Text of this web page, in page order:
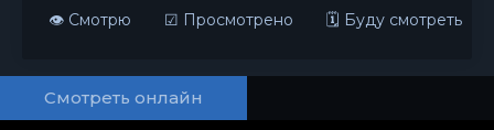
👁 Смотрю ☑ Просмотрено 🗓 Буду смотреть
Смотреть онлайн